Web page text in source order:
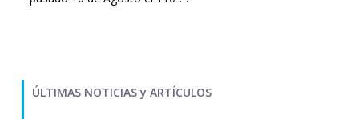
–ÚLTIMAS NOTICIAS y ARTÍCULOS